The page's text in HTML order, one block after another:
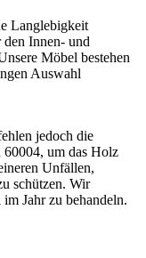
Langlebigkeit
den Innen- und
Möbel bestehen
Auswahl
jedoch die
60004, um das Holz
Unfällen,
schützen. Wir
Jahr zu behandeln.